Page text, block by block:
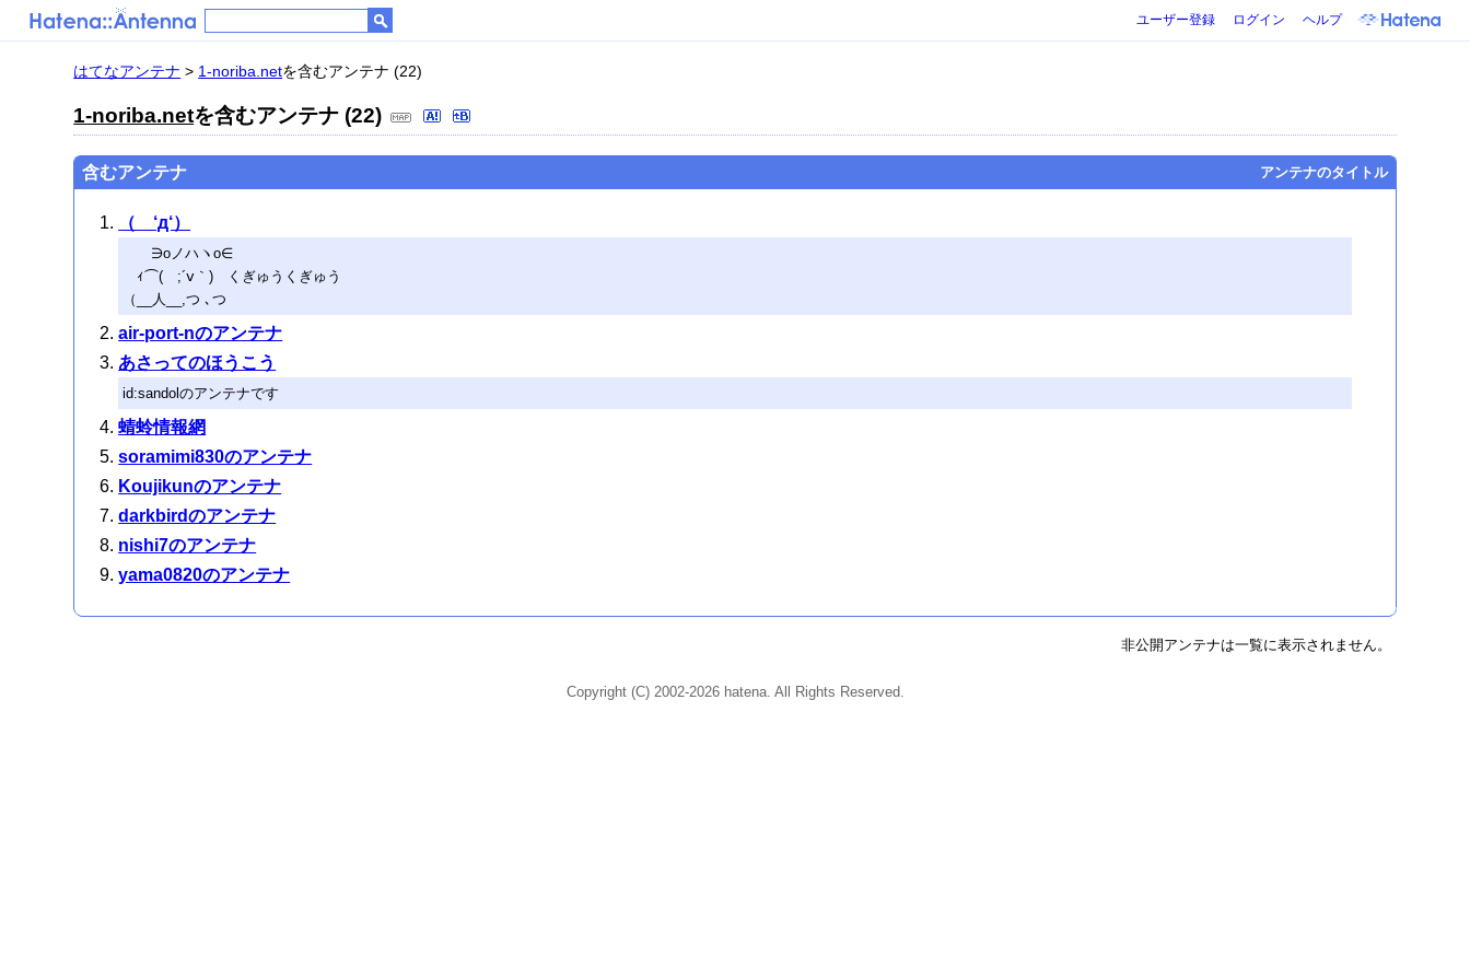
ユーザー登録 ログイン ヘルプ
はてなアンテナ > 1-noriba.netを含むアンテナ (22)
1-noriba.netを含むアンテナ (22)
含むアンテナ アンテナのタイトル
（ ‘д‘）
∋oノハヽo∈
ｨ⌒( ;´ⅴ｀) くぎゅうくぎゅう
（__人__,つ ､つ
air-port-nのアンテナ
あさってのほうこう
id:sandolのアンテナです
蜻蛉情報網
soramimi830のアンテナ
Koujikunのアンテナ
darkbirdのアンテナ
nishi7のアンテナ
yama0820のアンテナ
非公開アンテナは一覧に表示されません。
Copyright (C) 2002-2026 hatena. All Rights Reserved.